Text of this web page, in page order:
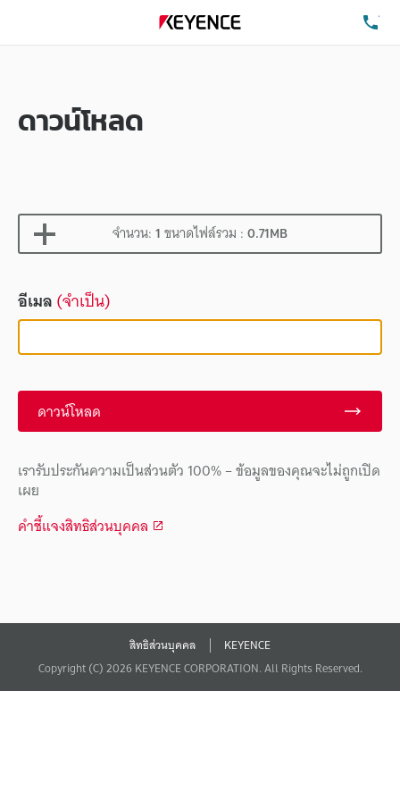
ดาวน์โหลด
จำนวน:1ขนาดไฟล์รวม :0.71MB
อีเมล(จำเป็น)
ดาวน์โหลด
เรารับประกันความเป็นส่วนตัว 100% – ข้อมูลของคุณจะไม่ถูกเปิด
เผย
คำชี้แจงสิทธิส่วนบุคคล
สิทธิส่วนบุคคล
KEYENCE
Copyright (C) 2026 KEYENCE CORPORATION. All Rights Reserved.